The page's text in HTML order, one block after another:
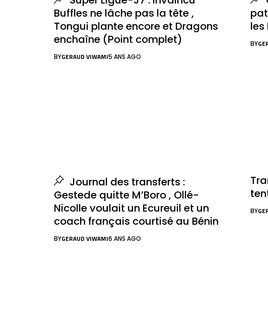
Buffles ne lâche pas la tête ,
Tongui plante encore et Dragons
enchaîne (Point complet)
BYGERAUD VIWAMI5 ANS AGO
les
BY
Journal des transferts :
Gestede quitte M’Boro , Ollé-
Nicolle voulait un Ecureuil et un
coach français courtisé au Bénin
BYGERAUD VIWAMI6 ANS AGO
BY